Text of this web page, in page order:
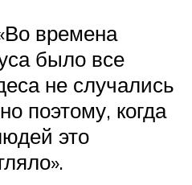
времена
было все
не случались
поэтому, когда
это